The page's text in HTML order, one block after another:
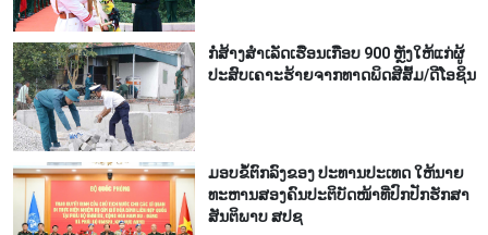
ກໍ່​ສ້າງ​ສຳ​ເລັດ​ເຮືອນເກືອບ 900 ຫຼັງ​ໃຫ້​ແກ່​ຜູ້​
ປະ​ສົບ​ເຄາ​ະ​ຮ້າຍ​ຈາກ​ທາດ​ພິດ​ສີ​ສົ້ມ/ດີ​ໂອ​ຊິນ​
ມອບ​ຂໍ້​ຕົກ​ລົງ​ຂອງ​ ປະ​ທານ​ປະ​ເທດ ໃຫ້​ນາຍ​
ທະ​ຫານ​ສອງ​ຄົນ​ປະ​ຕິ​ບັດ​ໜ້າ​ທີ່​ປົກ​ປັກ​ຮັກ​ສາ​
ສັນ​ຕິ​ພາບ ສ​ປ​ຊ